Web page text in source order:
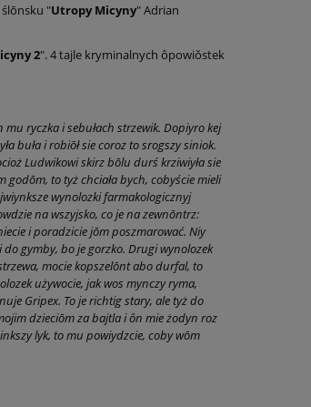
"Utropy Micyny" Adrian
2". 4 tajle kryminalnych ôpowiŏstek
mu ryczka i sebułach strzewik. Dopiyro kej
buła i robiōł sie coroz to srogszy siniok.
Ludwikowi skirz bōlu durś krziwiyła sie
godōm, to tyż chciała bych, cobyście mieli
wynolozki farmakologicznyj
na wszyjsko, co je na zewnōntrz:
i poradzicie jōm poszmarować. Niy
gymby, bo je gorzko. Drugi wynolozek
mocie kopszelōnt abo durfal, to
używocie, jak wos mynczy ryma,
Gripex. To je richtig stary, ale tyż do
dzieciōm za bajtla i ôn mie żodyn roz
lyk, to mu powiydzcie, coby wōm